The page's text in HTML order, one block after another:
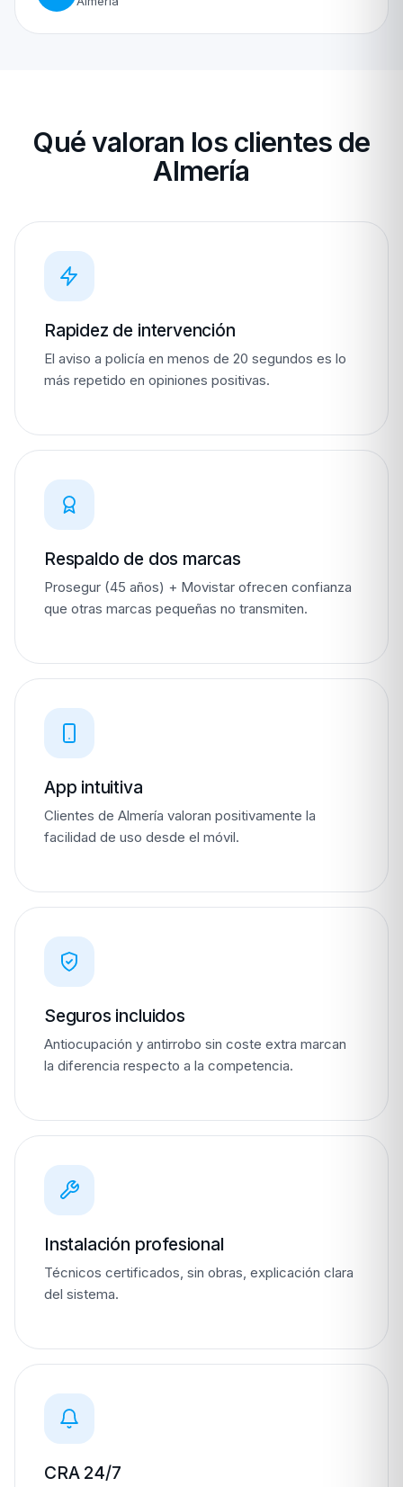
Qué valoran los clientes de
Almería
Rapidez de intervención
El aviso a policía en menos de 20 segundos es lo
más repetido en opiniones positivas.
Respaldo de dos marcas
Prosegur (45 años) + Movistar ofrecen confianza
que otras marcas pequeñas no transmiten.
App intuitiva
Clientes de Almería valoran positivamente la
facilidad de uso desde el móvil.
Seguros incluidos
Antiocupación y antirrobo sin coste extra marcan
la diferencia respecto a la competencia.
Instalación profesional
Técnicos certificados, sin obras, explicación clara
del sistema.
CRA 24/7